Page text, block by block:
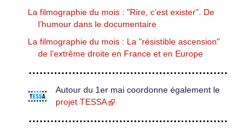
La filmographie du mois : "Rire, c’est exister". De
l’humour dans le documentaire
La filmographie du mois : La "résistible ascension"
de l’extrême droite en France et en Europe
Autour du 1er mai coordonne également le
projet TESSA